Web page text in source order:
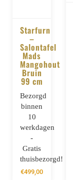
BESTELLEN
Starfurn
–
Salontafel
Mads
Mangohout
Bruin
99 cm
Bezorgd
binnen
10
werkdagen
-
Gratis
thuisbezorgd!
€499,00